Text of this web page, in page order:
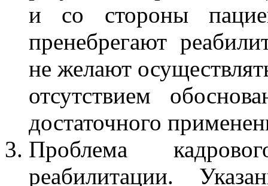
и со стороны
пренебрегают
не желают
отсутствием
достаточного
Проблема
реабилитации.